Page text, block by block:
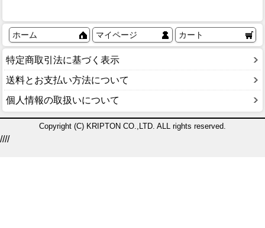
ホーム マイページ カート
特定商取引法に基づく表示
送料とお支払い方法について
個人情報の取扱いについて
Copyright (C) KRIPTON CO.,LTD. ALL rights reserved.
////